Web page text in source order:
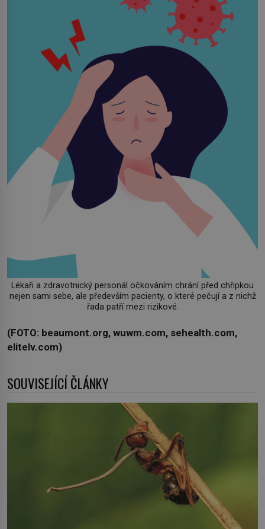
Lékaři a zdravotnický personál očkováním chrání před chřipkou
nejen sami sebe, ale především pacienty, o které pečují a z nichž
řada patří mezi rizikové.
(FOTO: beaumont.org, wuwm.com, sehealth.com,
elitelv.com)
SOUVISEJÍCÍ ČLÁNKY